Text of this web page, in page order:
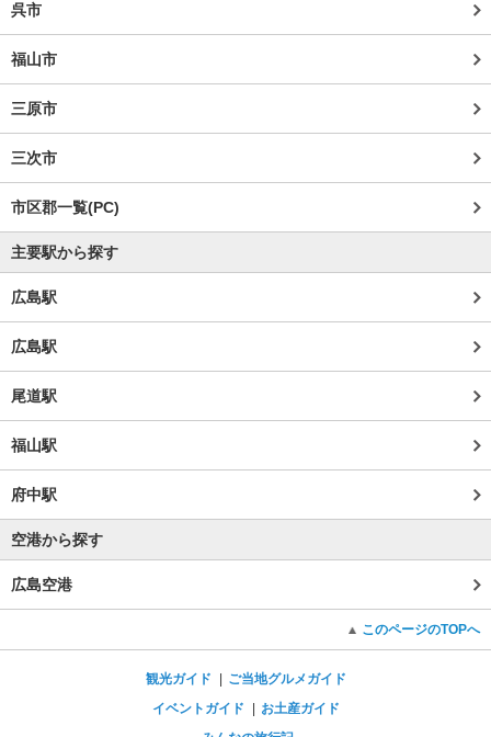
呉市
福山市
三原市
三次市
市区郡一覧(PC)
主要駅から探す
広島駅
広島駅
尾道駅
福山駅
府中駅
空港から探す
広島空港
このページのTOPへ
観光ガイド
ご当地グルメガイド
イベントガイド
お土産ガイド